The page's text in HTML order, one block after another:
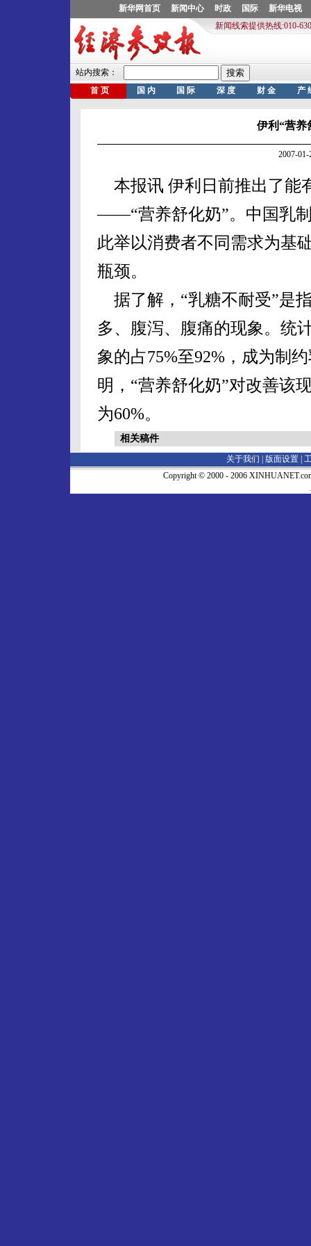
伊利“营养
2007-
本报讯 伊利日前推出了能
——“营养舒化奶”。中国乳
此举以消费者不同需求为基
瓶颈。
据了解，“乳糖不耐受”是
多、腹泻、腹痛的现象。统
象的占75%至92%，成为制
明，“营养舒化奶”对改善该
为60%。
相关稿件
关于我们 | 版面设置
Copyright © 2000 - 2006